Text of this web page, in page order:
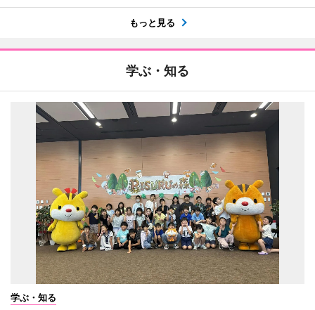
もっと見る
学ぶ・知る
学ぶ・知る